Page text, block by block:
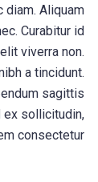
diam. Aliquam
Curabitur id
viverra non.
a tincidunt.
sagittis
ex sollicitudin,
consectetur.